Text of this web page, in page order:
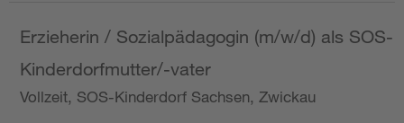
Erzieherin / Sozialpädagogin (m/w/d) als SOS-
Kinderdorfmutter/-vater
Vollzeit, SOS-Kinderdorf Sachsen, Zwickau